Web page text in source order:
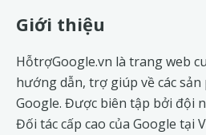
Footer
Giới thiệu
HỗtrợGoogle.vn là trang web
hướng dẫn, trợ giúp về các sản
Google. Được biên tập bởi đội
Đối tác cấp cao của Google tại